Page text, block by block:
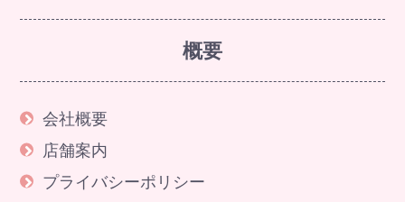
概要
会社概要
店舗案内
プライバシーポリシー